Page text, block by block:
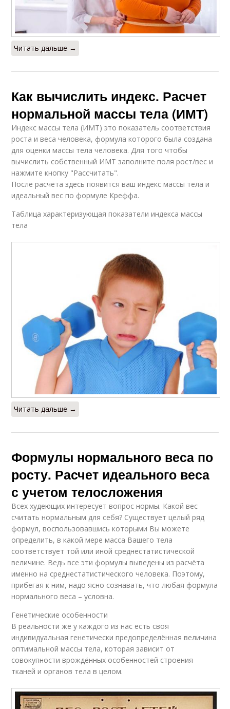
Читать дальше →
Как вычислить индекс. Расчет
нормальной массы тела (ИМТ)
Индекс массы тела (ИМТ) это показатель соответствия
роста и веса человека, формула которого была создана
для оценки массы тела человека. Для того чтобы
вычислить собственный ИМТ заполните поля рост/вес и
нажмите кнопку "Рассчитать".
После расчёта здесь появится ваш индекс массы тела и
идеальный вес по формуле Креффа.
Таблица характеризующая показатели индекса массы
тела
Читать дальше →
Формулы нормального веса по
росту. Расчет идеального веса
с учетом телосложения
Всех худеющих интересует вопрос нормы. Какой вес
считать нормальным для себя? Существует целый ряд
формул, воспользовавшись которыми Вы можете
определить, в какой мере масса Вашего тела
соответствует той или иной среднестатистической
величине. Ведь все эти формулы выведены из расчёта
именно на среднестатистического человека. Поэтому,
прибегая к ним, надо ясно сознавать, что любая формула
нормального веса – условна.
Генетические особенности
В реальности же у каждого из нас есть своя
индивидуальная генетически предопределённая величина
оптимальной массы тела, которая зависит от
совокупности врождённых особенностей строения
тканей и органов тела в целом.